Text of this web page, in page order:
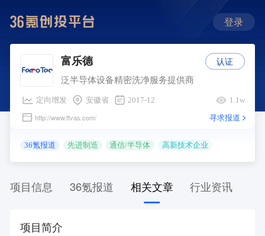
登录
富乐德
泛半导体设备精密洗净服务提供商
定向增发 安徽省 2017-12 1.1w
http://www.ftvas.com/ 寻求报道
36氪报道 先进制造 通信/半导体 高新技术企业
认证
项目信息 36氪报道 相关文章 行业资讯
项目简介